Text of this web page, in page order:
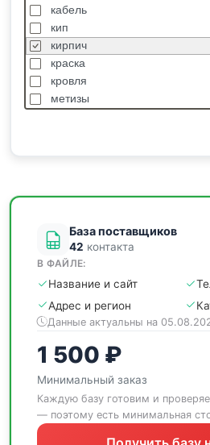
кабель
кип
кирпич
краска
кровля
метизы
База поставщиков
42 контакта
В ФАЙЛЕ:
Название и сайт
Адрес и регион
Данные актуальны на
1 500 ₽
Минимальный заказ
Каждую базу готовим и
— поэтому есть минимальная